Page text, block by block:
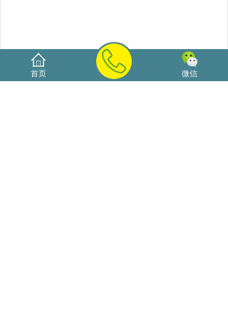
首页 微信